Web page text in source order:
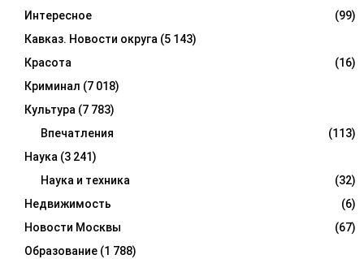
Интересное
(99)
Кавказ. Новости округа (5 143)
Красота
(16)
Криминал (7 018)
Культура (7 783)
Впечатления
(113)
Наука (3 241)
Наука и техника
(32)
Недвижимость
(6)
Новости Москвы
(67)
Образование (1 788)